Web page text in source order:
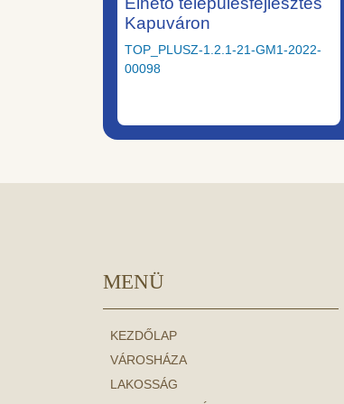
Kapuváron
TOP_PLUSZ-1.2.1-21-GM1-2022-
00098
MENÜ
KEZDŐLAP
VÁROSHÁZA
LAKOSSÁG